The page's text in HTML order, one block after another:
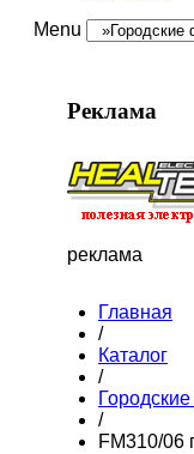
Menu
Реклама
реклама
Главная
/
Каталог
/
/
FM310/06